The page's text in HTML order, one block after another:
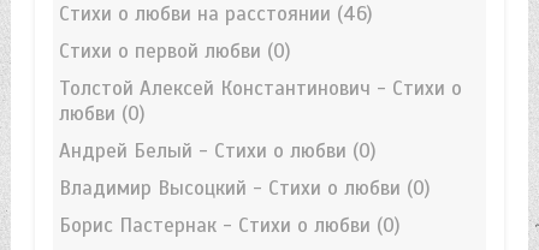
Стихи о любви на расстоянии (46)
Стихи о первой любви (0)
Толстой Алексей Константинович - Стихи о
любви (0)
Андрей Белый - Стихи о любви (0)
Владимир Высоцкий - Стихи о любви (0)
Борис Пастернак - Стихи о любви (0)